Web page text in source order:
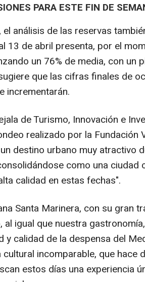
PARA ESTE FIN DE
análisis de las reservas
13 de abril presenta, por el
un 76% de media, con un
que las cifras finales de
incrementarán.
de Turismo, Innovación e
realizado por la Fundación
destino urbano muy atractivo
como una ciudad
calidad en estas fechas".
Santa Marinera, con su gran
al igual que nuestra
y calidad de la despensa del
incomparable, que hace
estos días una experiencia